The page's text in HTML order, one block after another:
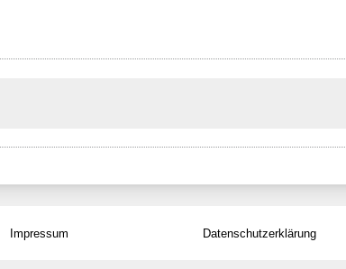
Impressum Datenschutzerklärung